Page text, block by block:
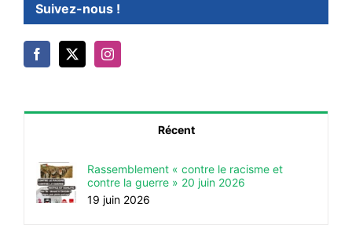
Suivez-nous !
Récent
Rassemblement « contre le racisme et
contre la guerre » 20 juin 2026
19 juin 2026